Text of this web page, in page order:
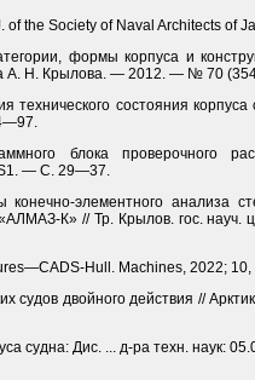
the Society of Naval Architects of
формы корпуса и
А. Н. Крылова. — 2012. — № 70
состояния
блока проверочного
S1. — С. 29—37.
элементного анализа
«АЛМАЗ-К» // Тр. Крылов. гос.
Hull. Machines, 2022; 10,
судов двойного действия //
судна: Дис. ... д-ра техн. наук: